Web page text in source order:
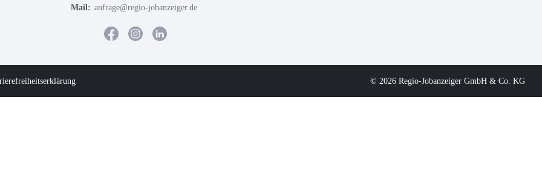
Mail: anfrage@regio-jobanzeiger.de
© 2026 Regio-Jobanzeiger GmbH & Co. KG